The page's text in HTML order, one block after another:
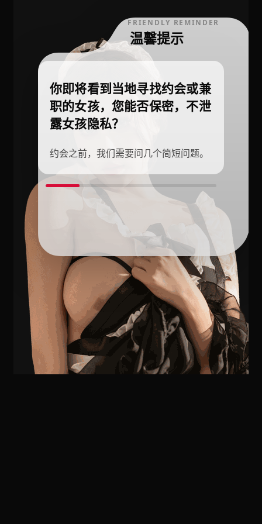
FRIENDLY REMINDER
温馨提示
你即将看到当地寻找约会或兼
职的女孩，您能否保密，不泄
露女孩隐私？
约会之前，我们需要问几个简短问题。